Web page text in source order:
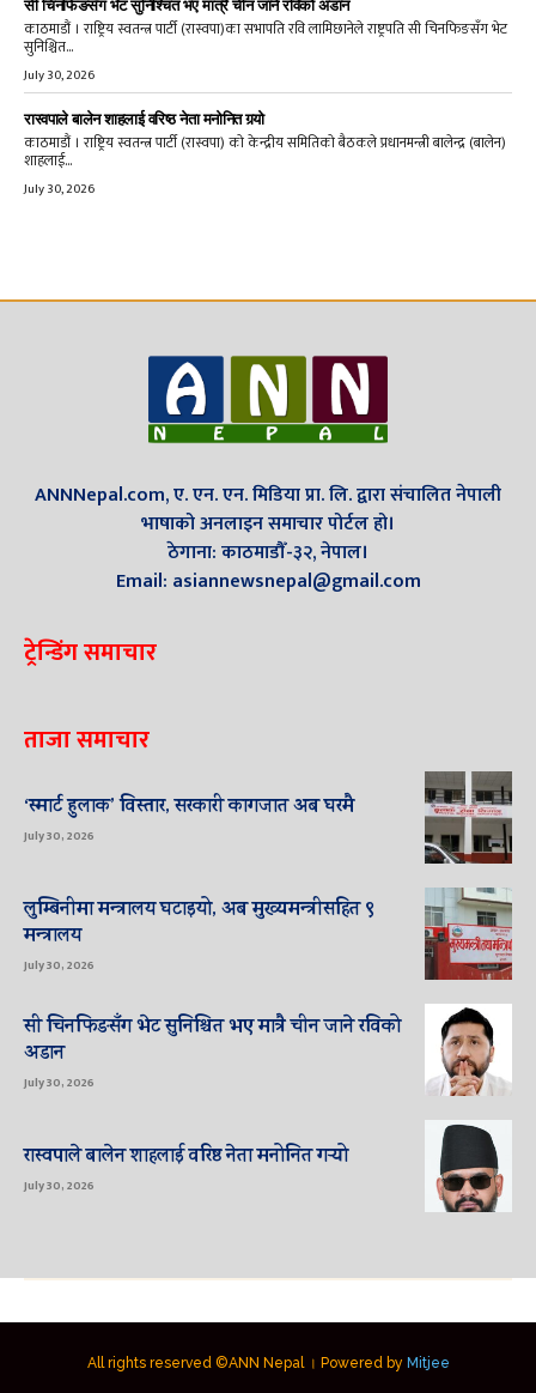
सी चिनफिङसँग भेट सुनिश्चित भए मात्रै चीन जाने रविको अडान
काठमाडौं । राष्ट्रिय स्वतन्त्र पार्टी (रास्वपा)का सभापति रवि लामिछानेले राष्ट्रपति सी चिनफिङसँग भेट
सुनिश्चित...
July 30, 2026
रास्वपाले बालेन शाहलाई वरिष्ठ नेता मनोनित गर्‍यो
काठमाडौं । राष्ट्रिय स्वतन्त्र पार्टी (रास्वपा) को केन्द्रीय समितिको बैठकले प्रधानमन्त्री बालेन्द्र (बालेन)
शाहलाई...
July 30, 2026
ANNNepal.com, ए. एन. एन. मिडिया प्रा. लि. द्वारा संचालित नेपाली
भाषाको अनलाइन समाचार पोर्टल हो।
ठेगाना: काठमाडौँ-३२, नेपाल।
Email: asiannewsnepal@gmail.com
ट्रेन्डिंग समाचार
ताजा समाचार
‘स्मार्ट हुलाक’ विस्तार, सरकारी कागजात अब घरमै
July 30, 2026
लुम्बिनीमा मन्त्रालय घटाइयो, अब मुख्यमन्त्रीसहित ९
मन्त्रालय
July 30, 2026
सी चिनफिङसँग भेट सुनिश्चित भए मात्रै चीन जाने रविको
अडान
July 30, 2026
रास्वपाले बालेन शाहलाई वरिष्ठ नेता मनोनित गर्‍यो
July 30, 2026
All rights reserved ©ANN Nepal । Powered by Mitjee